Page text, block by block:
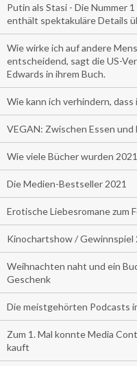
Putin als Stasi - Die Nummer
enthält spektakuläre Details
Wie wirke ich auf andere
entscheidend, sagt die US-
Edwards in ihrem Buch.
Wie kann ich verhindern, dass
VEGAN: Zwischen Essen
Wie viele Bücher wurden
Die Medien-Bestseller 2021
Erotische Liebesromane zum
Kinochartshow / Gewinnspiel
Weihnachten naht und ein
Geschenk
Die meistgehörten Podcasts
Zum 1. Mal konnte Media
kauft